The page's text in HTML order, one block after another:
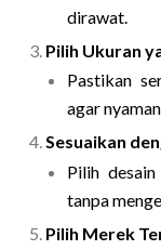
dirawat.
Pilih Ukuran
Pastikan
agar
Sesuaikan
Pilih
tanpa
Pilih Merek